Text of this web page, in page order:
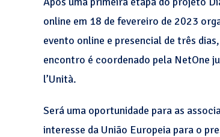
online em 18 de fevereiro de 2023
evento online e presencial de três
encontro é coordenado pela NetOne
l’Unità.
Será uma oportunidade para as
interesse da União Europeia para o